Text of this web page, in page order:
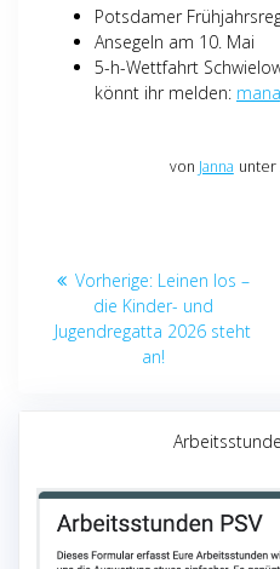
Potsdamer
Ansegeln am 10. Mai
5-h-Wettfahrt
könnt ihr melden:
von Janna unter
Vorherige: Vorheriger
Beitrag:
Leinen los –
die Kinder- und
Jugendregatta 2026 steht
an!